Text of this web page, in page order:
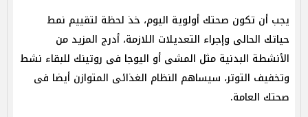
يجب أن تكون صحتك أولوية اليوم، خذ لحظة لتقييم نمط
حياتك الحالى وإجراء التعديلات اللازمة، أدرج المزيد من
الأنشطة البدنية مثل المشى أو اليوجا فى روتينك للبقاء نشط
وتخفيف التوتر، سيساهم النظام الغذائى المتوازن أيضا فى
صحتك العامة.